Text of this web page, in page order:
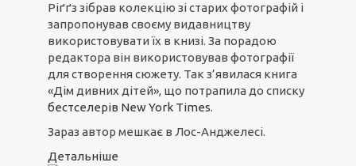
Ріґґз зібрав колекцію зі старих фотографій і
запропонував своєму видавництву
використовувати їх в книзі. За порадою
редактора він використовував фотографії
для створення сюжету. Так з’явилася книга
«Дім дивних дітей», що потрапила до списку
бестселерів New York Times.
Зараз автор мешкає в Лос-Анджелесі.
Детальніше